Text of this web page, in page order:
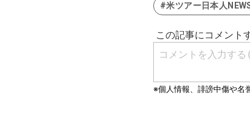
#米ツアー日本人